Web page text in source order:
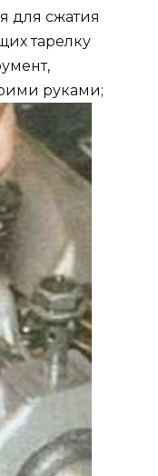
для сжатия
тарелку
руками;